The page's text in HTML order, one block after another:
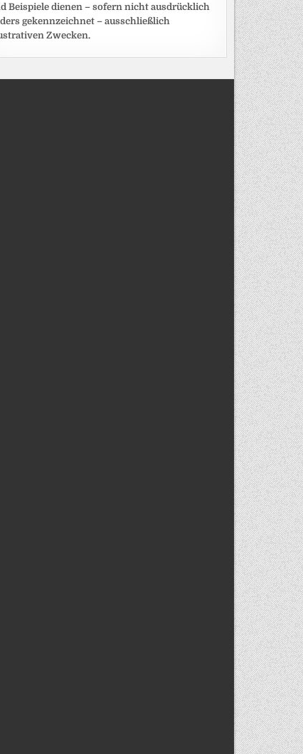
Beispiele dienen – sofern nicht ausdrücklich
gekennzeichnet – ausschließlich
Zwecken.